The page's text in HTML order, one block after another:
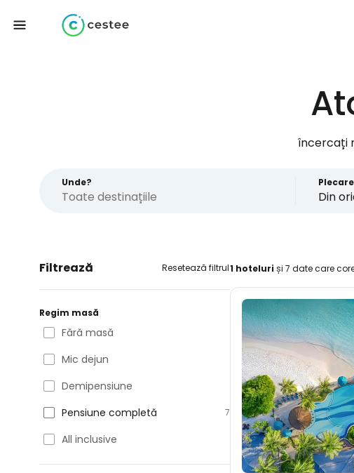
încercați
Unde?
Din
Filtrează Resetează filtrul
Regim masă
Fără masă
Mic dejun
Demipensiune
Pensiune completă
7
All inclusive
1 hoteluri și 7 date care